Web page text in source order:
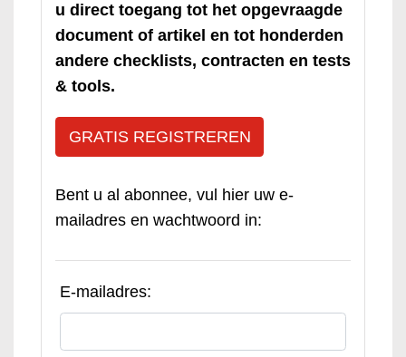
u direct toegang tot het opgevraagde
document of artikel en tot honderden
andere checklists, contracten en tests
& tools.
GRATIS REGISTREREN
Bent u al abonnee, vul hier uw e-
mailadres en wachtwoord in:
E-mailadres: